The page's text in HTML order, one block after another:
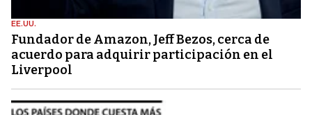
EE.UU.
Fundador de Amazon, Jeff Bezos, cerca de
acuerdo para adquirir participación en el
Liverpool